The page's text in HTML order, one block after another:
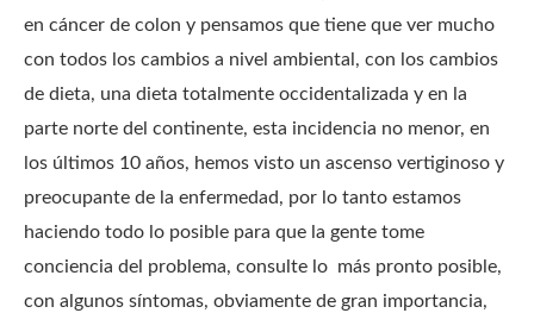
en cáncer de colon y pensamos que tiene que ver mucho
con todos los cambios a nivel ambiental, con los cambios
de dieta, una dieta totalmente occidentalizada y en la
parte norte del continente, esta incidencia no menor, en
los últimos 10 años, hemos visto un ascenso vertiginoso y
preocupante de la enfermedad, por lo tanto estamos
haciendo todo lo posible para que la gente tome
conciencia del problema, consulte lo más pronto posible,
con algunos síntomas, obviamente de gran importancia,